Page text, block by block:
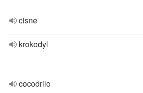
cisne
krokodyl
cocodrilo